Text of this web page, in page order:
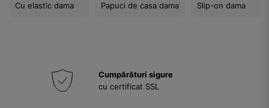
Cu elastic dama Papuci de casa dama Slip-on dama
Cumpărături sigure
cu certificat SSL